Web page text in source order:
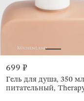
699 ₽
Гель для душа, 350
питательный,